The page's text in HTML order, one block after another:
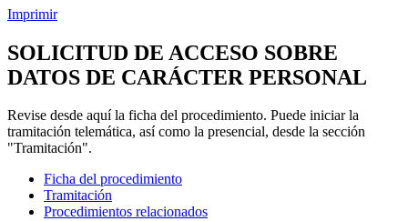
Imprimir
SOLICITUD DE ACCESO SOBRE
DATOS DE CARÁCTER PERSONAL
Revise desde aquí la ficha del procedimiento. Puede iniciar la
tramitación telemática, así como la presencial, desde la sección
"Tramitación".
Ficha del procedimiento
Tramitación
Procedimientos relacionados